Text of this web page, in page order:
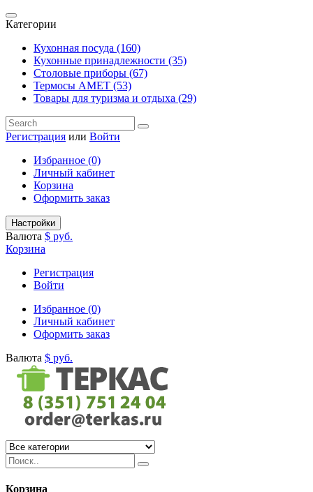
Категории
Кухонная посуда (160)
Кухонные принадлежности (35)
Столовые приборы (67)
Термосы АМЕТ (53)
Товары для туризма и отдыха (29)
Регистрация или Войти
Избранное (0)
Личный кабинет
Корзина
Оформить заказ
Настройки
Валюта $ руб.
Корзина
Регистрация
Войти
Избранное (0)
Личный кабинет
Оформить заказ
Валюта $ руб.
Корзина